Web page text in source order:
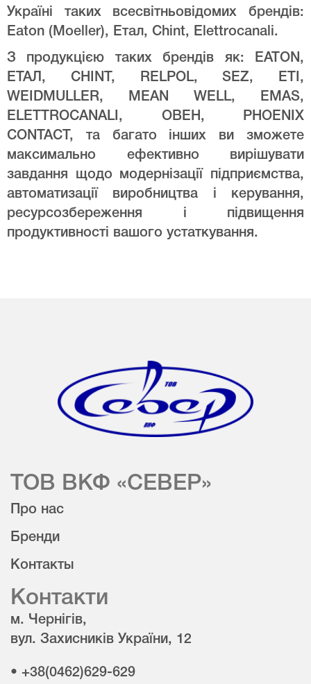
Україні таких всесвітньовідомих брендів:
Eaton (Moeller), Етал, Chint, Elettrocanali.
З продукцією таких брендів як: EATON,
ЕТАЛ, CHINT, RELPOL, SEZ, ETI,
WEIDMULLER, MEAN WELL, EMAS,
ELETTROCANALI, ОВЕН, PHOENIX
CONTACT, та багато інших ви зможете
максимально ефективно вирішувати
завдання щодо модернізації підприємства,
автоматизації виробництва і керування,
ресурсозбереження і підвищення
продуктивності вашого устаткування.
ТОВ ВКФ «СЕВЕР»
Про нас
Бренди
Контакты
Контакти
м. Чернігів,
вул. Захисників України, 12
• +38(0462)629-629